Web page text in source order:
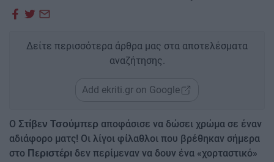
Δείτε περισσότερα άρθρα μας στα αποτελέσματα
αναζήτησης.
Add ekriti.gr on Google
Ο Στίβεν Τσούμπερ αποφάσισε να δώσει χρώμα σε έναν
αδιάφορο ματς! Οι λίγοι φίλαθλοι που βρέθηκαν σήμερα
στο Περιστέρι δεν περίμεναν να δουν ένα «χορταστικό»